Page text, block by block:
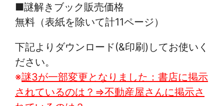
■謎解きブック販売価格
無料（表紙を除いて計11ページ）
下記よりダウンロード(&印刷)してお使いく
ださい。
※謎3が一部変更となりました：書店に掲示
されているのは？⇒不動産屋さんに掲示さ